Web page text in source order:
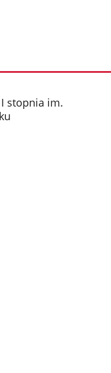
I stopnia im.